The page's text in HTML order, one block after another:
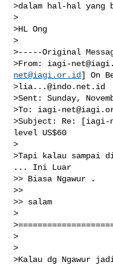
>dalam hal-hal yang
>
>HL Ong
>
>-----Original
>From: iagi-
net@iagi.or.id] On
>lia...@indo.net.id
>Sent: Sunday,
>To: iagi-
>Subject: Re: [iagi-
level US$60
>
>Tapi kalau sampai
... Ini Luar
>> Biasa Ngawur .
>>
>> salam
>
>
>
>Kalau dg